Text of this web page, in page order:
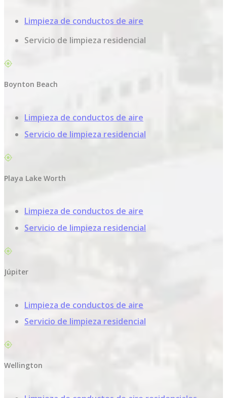
Limpieza de conductos de aire
Servicio de limpieza residencial
Boynton Beach
Limpieza de conductos de aire
Servicio de limpieza residencial
Playa Lake Worth
Limpieza de conductos de aire
Servicio de limpieza residencial
Júpiter
Limpieza de conductos de aire
Servicio de limpieza residencial
Wellington